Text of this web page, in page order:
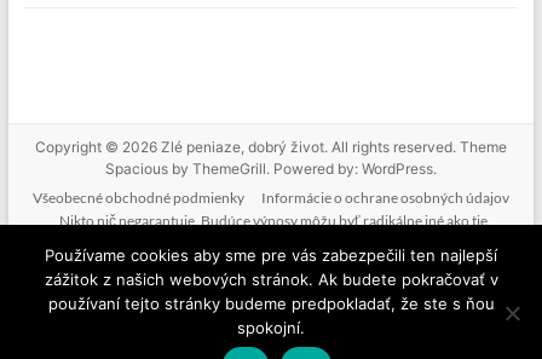
Copyright © 2026 Zlé peniaze, dobrý život. All rights reserved. Theme
Spaciousby ThemeGrill. Powered by: WordPress.
Všeobecné obchodné podmienky
Informácie o ochrane osobných údajov
Nikto nič negarantuje. Budúce výnosy môžu byť radikálne iné ako tie
na vašich ziskoch, nenesieme zodpovednosť ani za vaše straty. Poskytované
informácie nie sú investičným odporúčaním. Nič z toho, čo je na tejto stránke, v
mailoch, v produktoch alebo službách nie je žiadnou formou finančného
poradenstva. Ide o komentovanie a vzdelávanie.
Používame cookies aby sme pre vás zabezpečili ten najlepší
zážitok z našich webových stránok. Ak budete pokračovať v
používaní tejto stránky budeme predpokladať, že ste s ňou
spokojní.